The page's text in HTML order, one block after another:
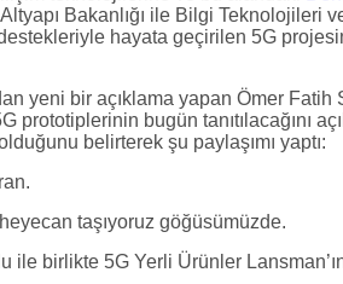
Bakanlığı ile Bilgi Teknolojileri
hayata geçirilen 5G
yeni bir açıklama yapan Ömer Fatih
prototiplerinin bugün tanıtılacağını
belirterek şu paylaşımı yaptı:
taşıyoruz göğüsümüzde.
ile birlikte 5G Yerli Ürünler